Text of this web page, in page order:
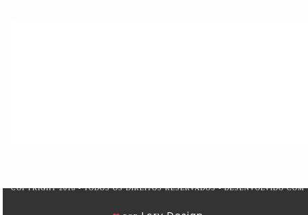
COPYRIGHT 2018 - TODOS OS DIREITOS RESERVADOS - DESENVOLVIDO COM